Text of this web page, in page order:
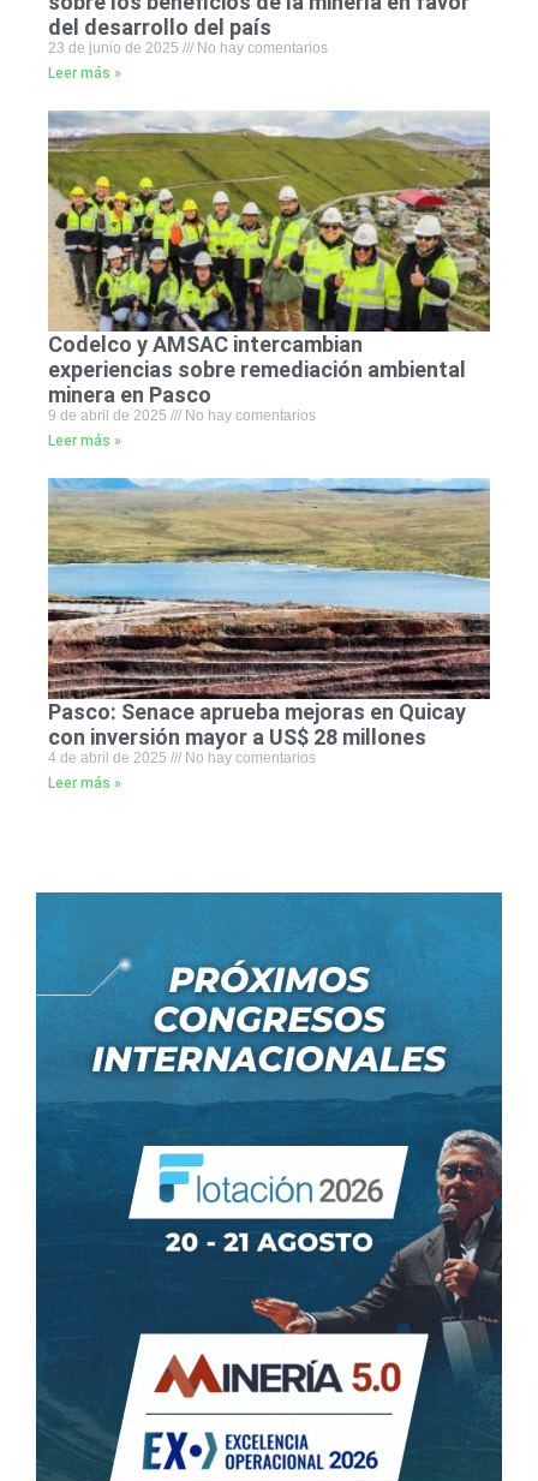
del desarrollo del país
23 de junio de 2025
No hay comentarios
Leer más »
Codelco y AMSAC intercambian
experiencias sobre remediación ambiental
minera en Pasco
9 de abril de 2025
No hay comentarios
Leer más »
Pasco: Senace aprueba mejoras en Quicay
con inversión mayor a US$ 28 millones
4 de abril de 2025
No hay comentarios
Leer más »